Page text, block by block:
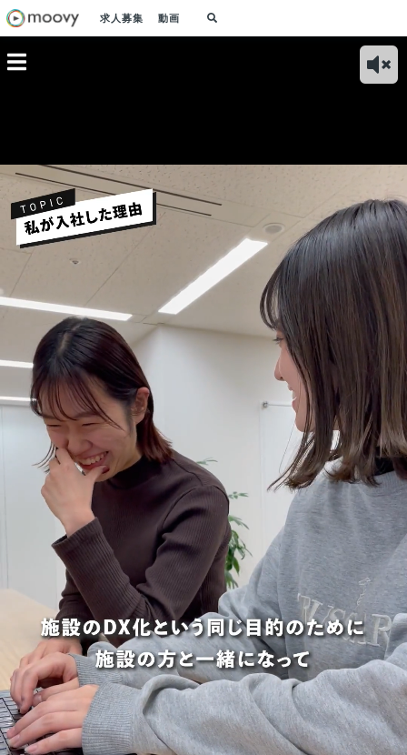
求人募集 動画
働きや
育てと
は、遊びのデジタル
流通プラットフォー
ムを提供している会
社です
リーダーシップで会
社を牽引するCEOの
以外な一面とは…？
圧倒的な成長環境！
事業拡大に貢献でき
ている実感がやりが
いになっています
律
て